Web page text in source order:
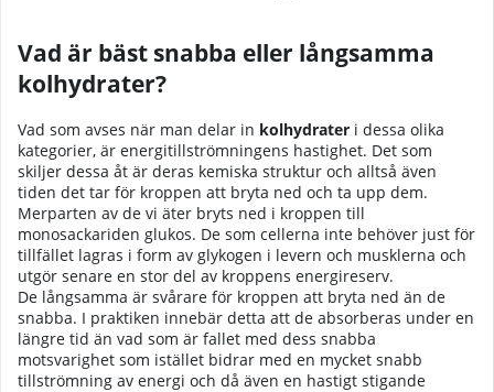
Vad är bäst snabba eller långsamma
kolhydrater?
Vad som avses när man delar in kolhydrater i dessa olika
kategorier, är energitillströmningens hastighet. Det som
skiljer dessa åt är deras kemiska struktur och alltså även
tiden det tar för kroppen att bryta ned och ta upp dem.
Merparten av de vi äter bryts ned i kroppen till
monosackariden glukos. De som cellerna inte behöver just för
tillfället lagras i form av glykogen i levern och musklerna och
utgör senare en stor del av kroppens energireserv.
De långsamma är svårare för kroppen att bryta ned än de
snabba. I praktiken innebär detta att de absorberas under en
längre tid än vad som är fallet med dess snabba
motsvarighet som istället bidrar med en mycket snabb
tillströmning av energi och då även en hastigt stigande